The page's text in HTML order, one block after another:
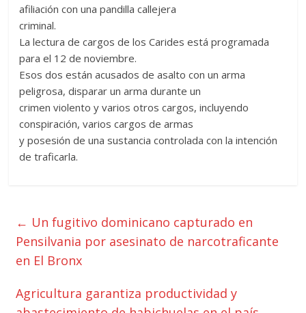
afiliación con una pandilla callejera
criminal.
La lectura de cargos de los Carides está programada
para el 12 de noviembre.
Esos dos están acusados ​​de asalto con un arma
peligrosa, disparar un arma durante un
crimen violento y varios otros cargos, incluyendo
conspiración, varios cargos de armas
y posesión de una sustancia controlada con la intención
de traficarla.
← Un fugitivo dominicano capturado en
Pensilvania por asesinato de narcotraficante
en El Bronx
Agricultura garantiza productividad y